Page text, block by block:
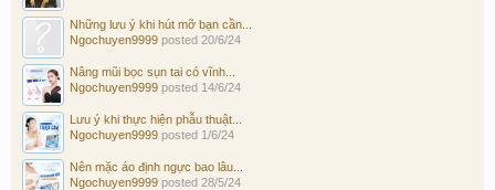
Những lưu ý khi hút mỡ bạn cần...
Ngochuyen9999 posted 20/6/24
Nâng mũi bọc sụn tai có vĩnh...
Ngochuyen9999 posted 14/6/24
Lưu ý khi thực hiện phẫu thuật...
Ngochuyen9999 posted 1/6/24
Nên mặc áo định ngực bao lâu...
Ngochuyen9999 posted 28/5/24